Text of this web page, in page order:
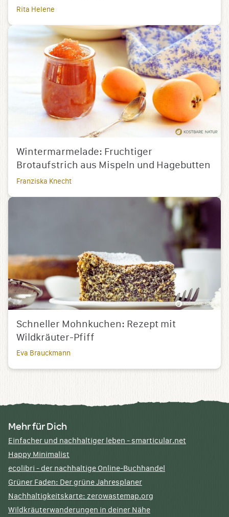
Rita Helene
Wintermarmelade: Fruchtiger
Brotaufstrich aus Mispeln und Hagebutten
Franziska Knecht
Schneller Mohnkuchen: Rezept mit
Wildkräuter-Pfiff
Eva Brauckmann
Mehr für Dich
Einfacher und nachhaltiger leben - smarticular.net
Happy Minimalist
ecolibri - der nachhaltige Online-Buchhandel
Grüner Faden: Der grüne Jahresplaner
Nachhaltigkeitskarte: zerowastemap.org
Wildkräuterwanderungen in deiner Nähe